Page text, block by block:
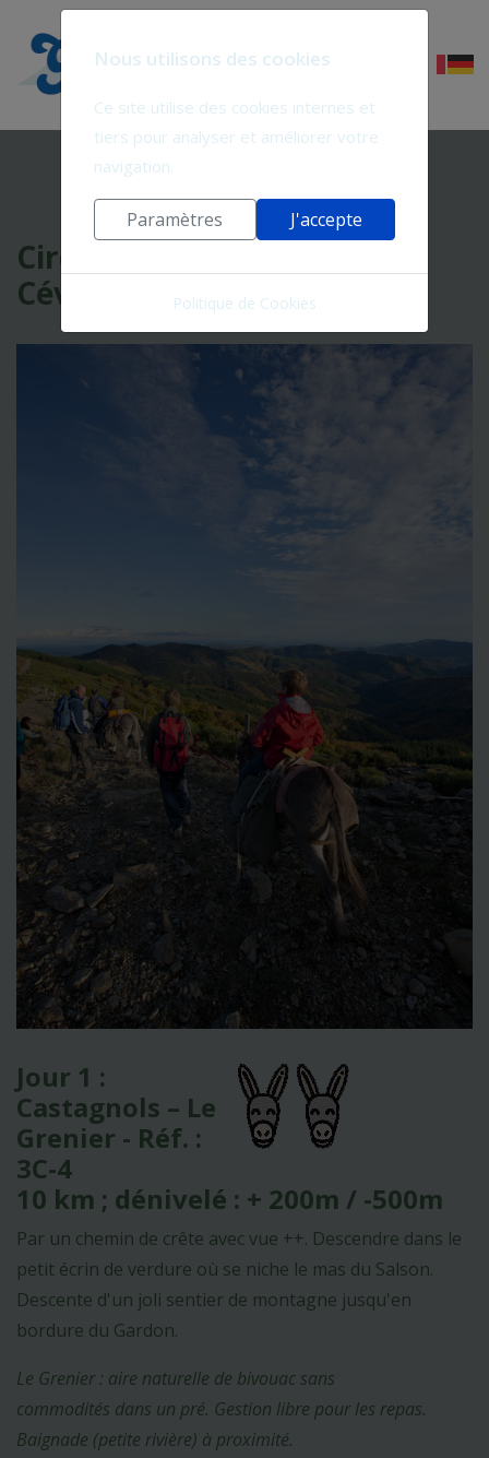
Circuit 3 jours camping en
Cévennes
Jour 1 :
Castagnols – Le
Grenier - Réf. :
3C-4
10 km ; dénivelé : + 200m / -500m
Par un chemin de crête avec vue ++. Descendre dans le
petit écrin de verdure où se niche le mas du Salson.
Descente d'un joli sentier de montagne jusqu'en
bordure du Gardon.
Le Grenier : aire naturelle de bivouac sans
commodités dans un pré. Gestion libre pour les repas.
Baignade (petite rivière) à proximité.
Nous utilisons des cookies
Ce site utilise des cookies internes et
tiers pour analyser et améliorer votre
navigation.
Paramètres J'accepte
Politique de Cookies